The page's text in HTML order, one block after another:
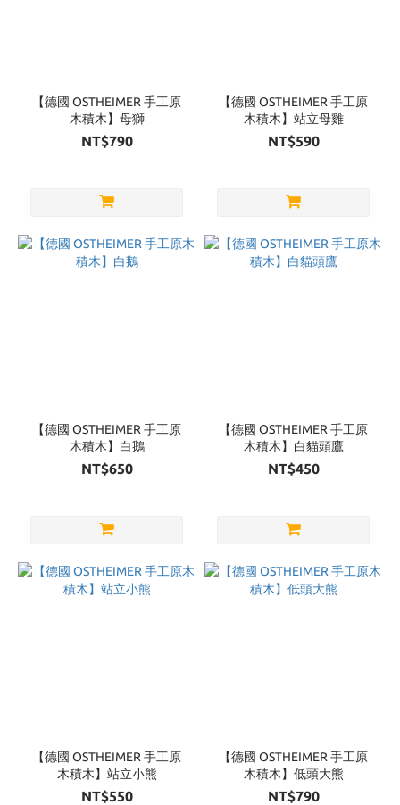
【德國 OSTHEIMER 手工原
木積木】母獅
NT$790
【德國 OSTHEIMER 手工原
木積木】站立母雞
NT$590
【德國 OSTHEIMER 手工原
木積木】白鵝
NT$650
【德國 OSTHEIMER 手工原
木積木】白貓頭鷹
NT$450
【德國 OSTHEIMER 手工原
木積木】站立小熊
NT$550
【德國 OSTHEIMER 手工原
木積木】低頭大熊
NT$790